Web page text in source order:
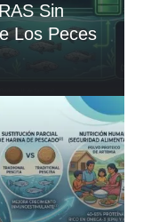
Sin
Los Peces